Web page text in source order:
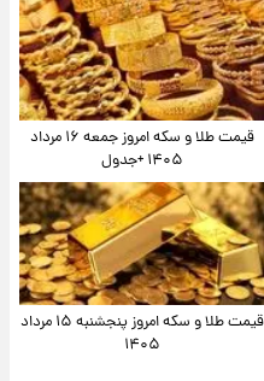
قیمت طلا و سکه امروز جمعه ۱۶ مرداد
۱۴۰۵ +جدول
قیمت طلا و سکه امروز پنجشنبه ۱۵ مرداد
۱۴۰۵